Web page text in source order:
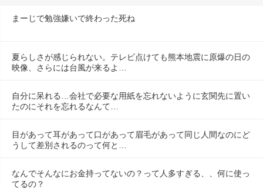
まーじで勉強嫌いで終わった死ね
夏らしさが感じられない。テレビ点けても熊本地震に原爆の日の
映像、さらには台風が来るよ…
自分に呆れる…会社で必要な用紙を忘れないように玄関先に置い
たのにそれを忘れるなんて…
目があって耳があって口があって眉毛があって同じ人間なのにど
うして差別されるのって何と…
なんでそんなにお金持ってないの？って人多すぎる、、何に使っ
てるの？